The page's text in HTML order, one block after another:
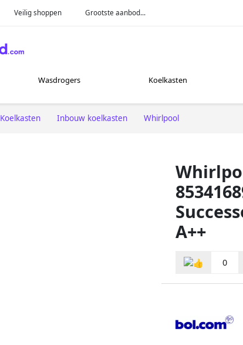
Veilig shoppen Grootste aanbod...
Wasdrogers Koelkasten
Koelkasten Inbouw koelkasten Whirlpool
A++
0